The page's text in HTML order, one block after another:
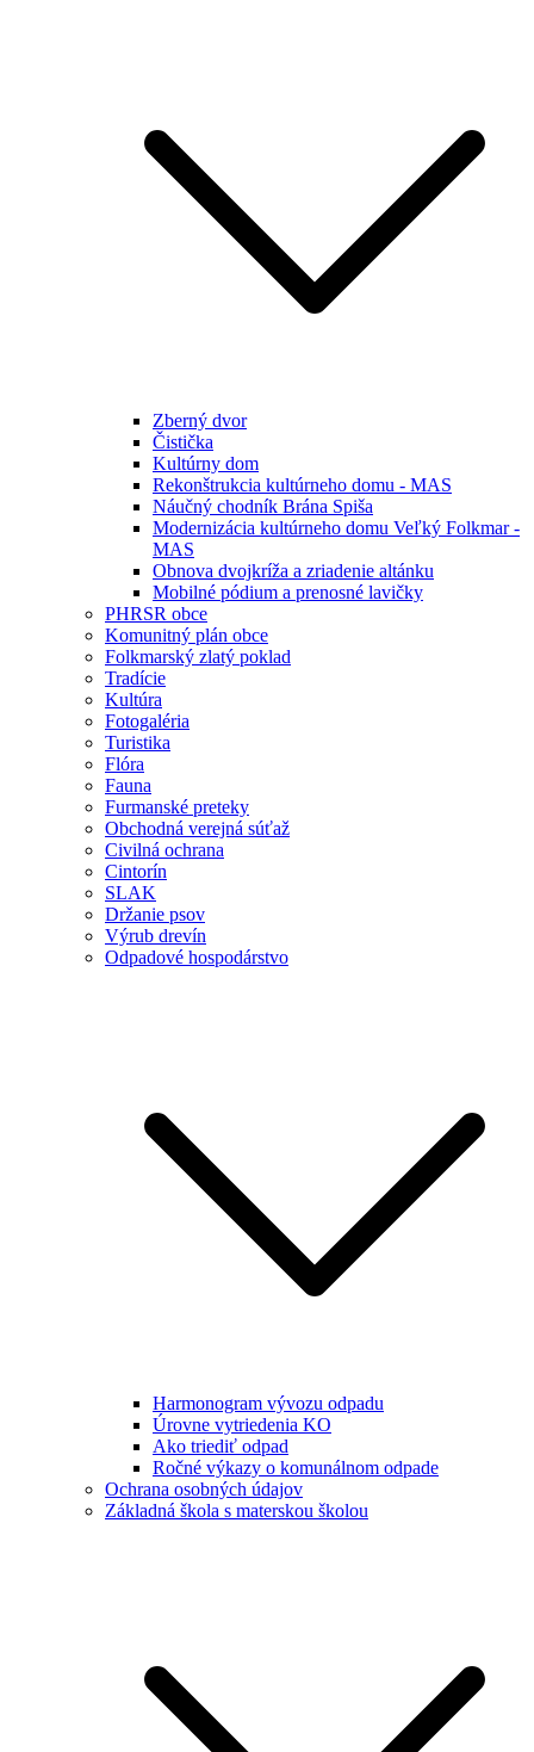
Zberný dvor
Čistička
Kultúrny dom
Rekonštrukcia kultúrneho domu - MAS
Náučný chodník Brána Spiša
Modernizácia kultúrneho domu Veľký Folkmar -
MAS
Obnova dvojkríža a zriadenie altánku
Mobilné pódium a prenosné lavičky
PHRSR obce
Komunitný plán obce
Folkmarský zlatý poklad
Tradície
Kultúra
Fotogaléria
Turistika
Flóra
Fauna
Furmanské preteky
Obchodná verejná súťaž
Civilná ochrana
Cintorín
SLAK
Držanie psov
Výrub drevín
Odpadové hospodárstvo
Harmonogram vývozu odpadu
Úrovne vytriedenia KO
Ako triediť odpad
Ročné výkazy o komunálnom odpade
Ochrana osobných údajov
Základná škola s materskou školou